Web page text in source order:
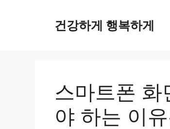
건강하게 행복하게
스마트폰 화
야 하는 이